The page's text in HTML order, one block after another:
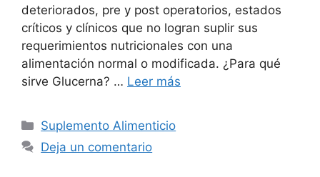
deteriorados, pre y post operatorios, estados
críticos y clínicos que no logran suplir sus
requerimientos nutricionales con una
alimentación normal o modificada. ¿Para qué
sirve Glucerna? … Leer más
Categorías
Suplemento Alimenticio
Deja un comentario